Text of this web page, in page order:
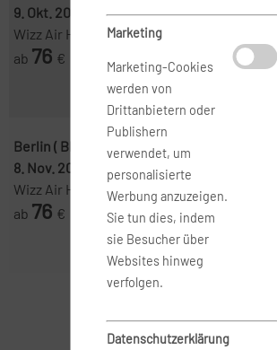
9. Okt. 2026
16. Okt. 2026
Wizz Air Hungary
ab 76 €
Berlin ( BER )
Sofia ( SOF )
8. Nov. 2026
9. Nov. 2026
Wizz Air Hungary
ab 76 €
Marketing
Marketing-Cookies
werden von
Drittanbietern oder
Publishern
verwendet, um
personalisierte
Werbung anzuzeigen.
Sie tun dies, indem
sie Besucher über
Websites hinweg
verfolgen.
Datenschutzerklärung